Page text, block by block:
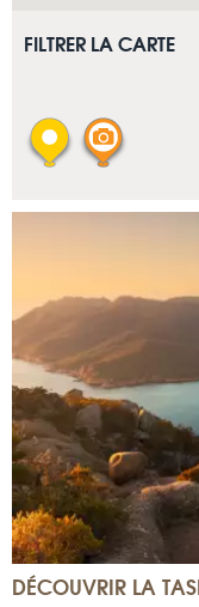
FILTRER LA CARTE
DÉCOUVRIR LA